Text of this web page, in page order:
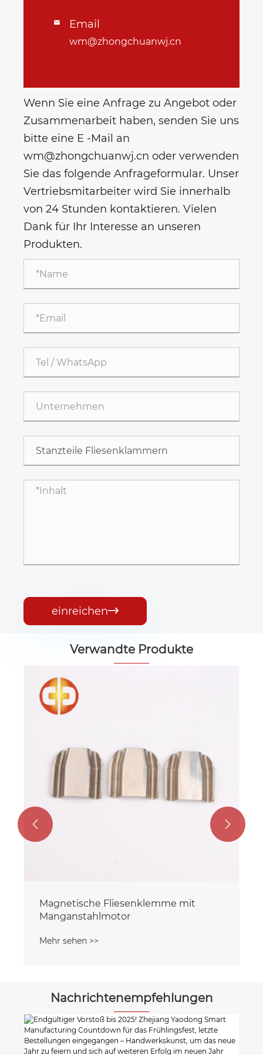
 Email
wm@zhongchuanwj.cn
Wenn Sie eine Anfrage zu Angebot oder
Zusammenarbeit haben, senden Sie uns
bitte eine E -Mail an
wm@zhongchuanwj.cn oder verwenden
Sie das folgende Anfrageformular. Unser
Vertriebsmitarbeiter wird Sie innerhalb
von 24 Stunden kontaktieren. Vielen
Dank für Ihr Interesse an unseren
Produkten.
einreichen
Verwandte Produkte
Magnetische Fliesenklemme mit
Manganstahlmotor
Mehr sehen >>
 
Nachrichtenempfehlungen